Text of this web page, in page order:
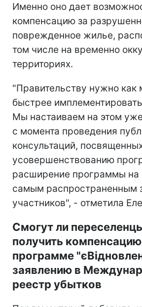
Именно оно дает
компенсацию за
поврежденное жилье,
том числе на временно
территориях.
"Правительству нужно как
быстрее
Мы настаиваем на этом
с момента проведения
консультаций,
усовершенствованию
расширение программы
самым распространенным
участников", - отметила
Смогут ли
получить
программе
заявлению в
реестр убытков